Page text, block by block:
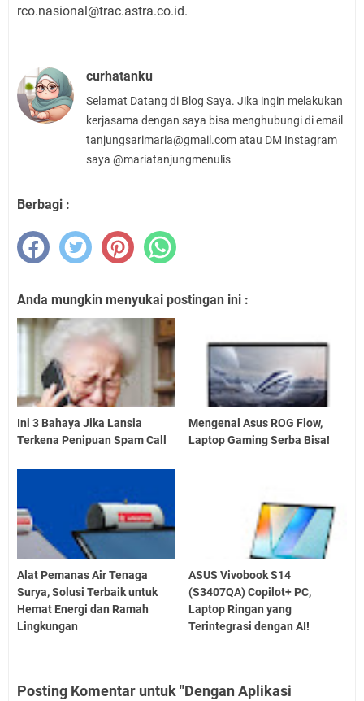
rco.nasional@trac.astra.co.id.
curhatanku
Selamat Datang di Blog Saya. Jika ingin melakukan
kerjasama dengan saya bisa menghubungi di email
tanjungsarimaria@gmail.com atau DM Instagram
saya @mariatanjungmenulis
Berbagi :
Anda mungkin menyukai postingan ini :
Ini 3 Bahaya Jika Lansia
Terkena Penipuan Spam Call
Mengenal Asus ROG Flow,
Laptop Gaming Serba Bisa!
Alat Pemanas Air Tenaga
Surya, Solusi Terbaik untuk
Hemat Energi dan Ramah
Lingkungan
ASUS Vivobook S14
(S3407QA) Copilot+ PC,
Laptop Ringan yang
Terintegrasi dengan AI!
Posting Komentar untuk "Dengan Aplikasi